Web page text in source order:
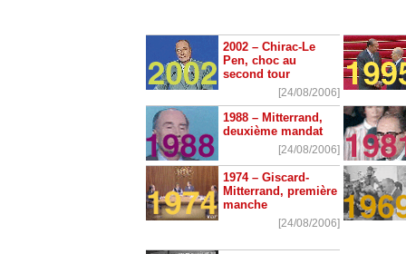
2002 – Chirac-Le
Pen, choc au
second tour
[24/08/2006]
1988 – Mitterrand,
deuxième mandat
[24/08/2006]
1974 – Giscard-
Mitterrand, première
manche
[24/08/2006]